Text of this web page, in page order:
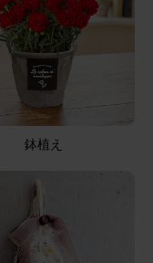
2026/08/05
ネーションが萎
写真とちがってい
ガーベラがしなっ
ーネーションが
したかったのです
るのかな？もう、
鉢植え